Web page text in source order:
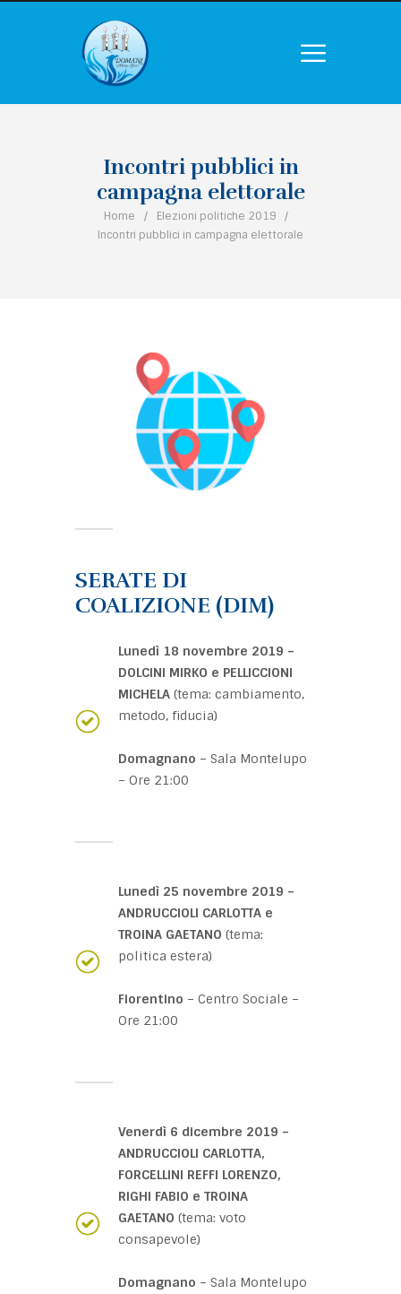
Incontri pubblici in
campagna elettorale
Home
Elezioni politiche 2019
Incontri pubblici in campagna elettorale
SERATE DI
COALIZIONE (DIM)
Lunedì 18 novembre 2019 –
DOLCINI MIRKO e PELLICCIONI
MICHELA (tema: cambiamento,
metodo, fiducia)
Domagnano – Sala Montelupo
– Ore 21:00
Lunedì 25 novembre 2019 –
ANDRUCCIOLI CARLOTTA e
TROINA GAETANO (tema:
politica estera)
Fiorentino – Centro Sociale –
Ore 21:00
Venerdì 6 dicembre 2019 –
ANDRUCCIOLI CARLOTTA,
FORCELLINI REFFI LORENZO,
RIGHI FABIO e TROINA
GAETANO (tema: voto
consapevole)
Domagnano – Sala Montelupo